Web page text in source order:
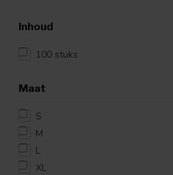
Inhoud
100 stuks
Maat
S
M
L
XL